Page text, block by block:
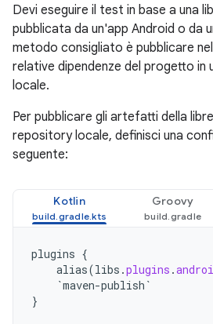
Devi eseguire il test in base a una
pubblicata da un'app Android o da
metodo consigliato è pubblicare
relative dipendenze del progetto in
locale.
Per pubblicare gli artefatti della
repository locale, definisci una
seguente:
Kotlin Groovy
plugins {
alias(libs .plugins .
`maven-publish`
}